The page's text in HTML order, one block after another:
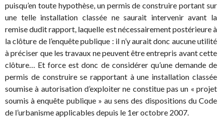
puisqu’en toute hypothèse, un permis de construire portant sur
une telle installation classée ne saurait intervenir avant la
remise dudit rapport, laquelle est nécessairement postérieure à
la clôture de l’enquête publique : il n’y aurait donc aucune utilité
à préciser que les travaux ne peuvent être entrepris avant cette
clôture… Et force est donc de considérer qu’une demande de
permis de construire se rapportant à une installation classée
soumise à autorisation d’exploiter ne constitue pas un « projet
soumis à enquête publique » au sens des dispositions du Code
de l’urbanisme applicables depuis le 1er octobre 2007.